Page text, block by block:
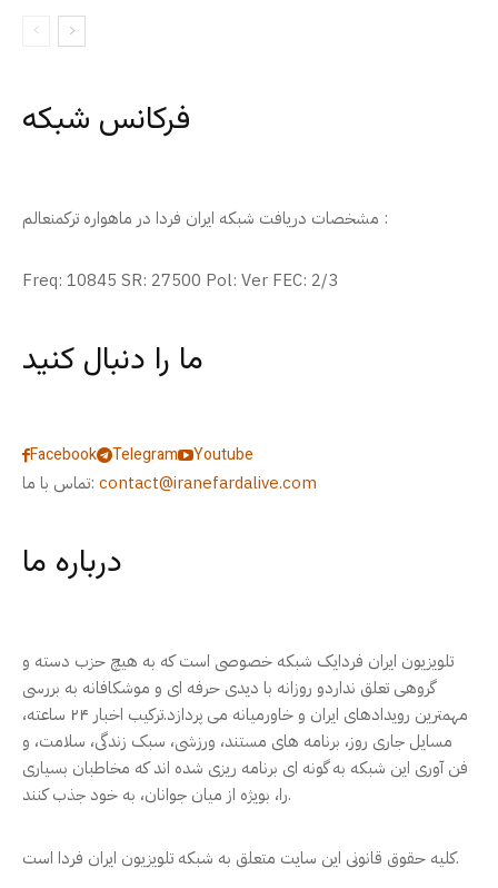
فرکانس شبکه
مشخصات دریافت شبکه ایران فردا در ماهواره ترکمنعالم :
Freq: 10845 SR: 27500 Pol: Ver FEC: 2/3
ما را دنبال کنید
Facebook Telegram
Youtube
تماس با ما: contact@iranefardalive.com
درباره ما
تلویزیون ایران فردایک شبکه خصوصی است که به هیچ حزب دسته و
گروهی تعلق نداردو روزانه با دیدی حرفه ای و موشکافانه به بررسی
مهمترین رویدادهای ایران و خاورمیانه می پردازد.ترکیب اخبار ۲۴ ساعته،
مسایل جاری روز، برنامه های مستند، ورزشی، سبک زندگی، سلامت، و
فن آوری این شبکه به گونه ای برنامه ریزی شده اند که مخاطبان بسیاری
را، بویژه از میان جوانان، به خود جذب کنند.
کلیه حقوق قانونی این سایت متعلق به شبکه تلویزیون ایران فردا است.